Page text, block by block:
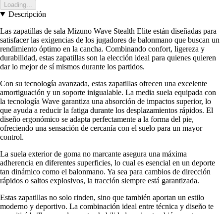
Loading...
Descripción
Las zapatillas de sala Mizuno Wave Stealth Elite están diseñadas para
satisfacer las exigencias de los jugadores de balonmano que buscan un
rendimiento óptimo en la cancha. Combinando confort, ligereza y
durabilidad, estas zapatillas son la elección ideal para quienes quieren
dar lo mejor de sí mismos durante los partidos.
Con su tecnología avanzada, estas zapatillas ofrecen una excelente
amortiguación y un soporte inigualable. La media suela equipada con
la tecnología Wave garantiza una absorción de impactos superior, lo
que ayuda a reducir la fatiga durante los desplazamientos rápidos. El
diseño ergonómico se adapta perfectamente a la forma del pie,
ofreciendo una sensación de cercanía con el suelo para un mayor
control.
La suela exterior de goma no marcante asegura una máxima
adherencia en diferentes superficies, lo cual es esencial en un deporte
tan dinámico como el balonmano. Ya sea para cambios de dirección
rápidos o saltos explosivos, la tracción siempre está garantizada.
Estas zapatillas no solo rinden, sino que también aportan un estilo
moderno y deportivo. La combinación ideal entre técnica y diseño te